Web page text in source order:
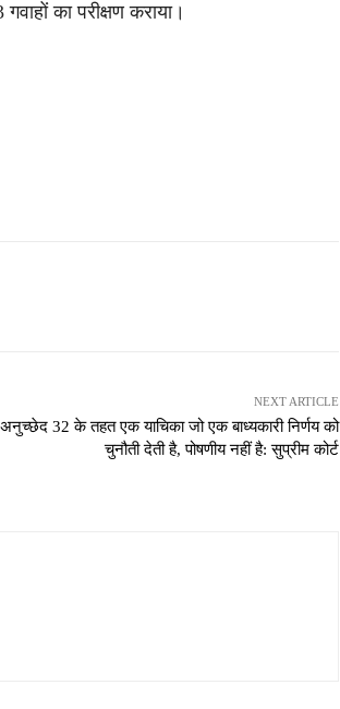
का परीक्षण कराया।
NEXT ARTICLE
अनुच्छेद 32 के तहत एक याचिका जो एक बाध्यकारी निर्णय को
चुनौती देती है, पोषणीय नहीं है: सुप्रीम कोर्ट